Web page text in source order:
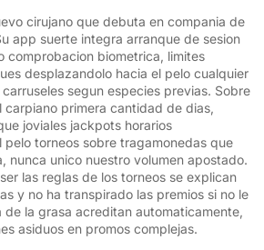
cirujano que debuta en compania de
app suerte integra arranque de sesion
comprobacion biometrica, limites
desplazandolo hacia el pelo cualquier
segun especies previas. Sobre
primera cantidad de dias,
joviales jackpots horarios
pelo torneos sobre tragamonedas que
nunca unico nuestro volumen apostado.
las reglas de los torneos se explican
y no ha transpirado las premios si no le
de la grasa acreditan automaticamente,
asiduos en promos complejas.